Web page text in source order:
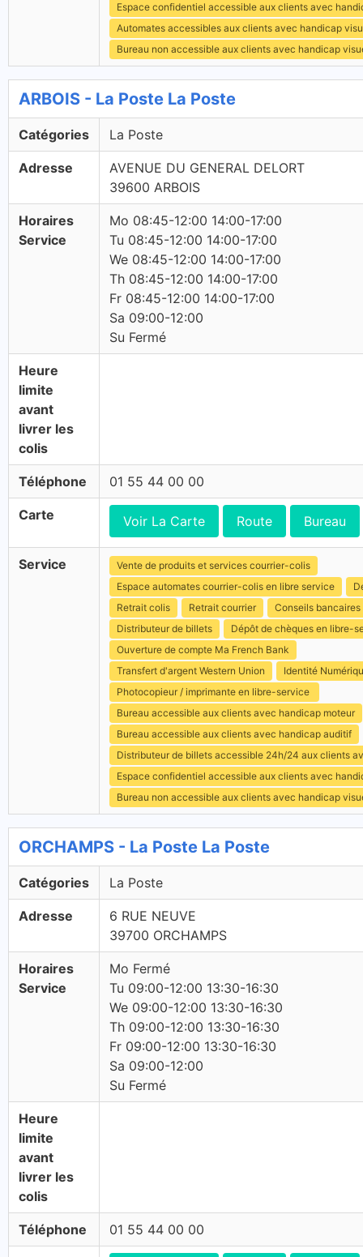
Espace confidentiel accessible aux clients avec
Automates accessibles aux clients avec handicap
Bureau non accessible aux clients avec handicap
ARBOIS - La Poste La Poste
Catégories La Poste
Adresse
AVENUE DU GENERAL DELORT
39600 ARBOIS
Horaires
Service
Mo 08:45-12:00 14:00-17:00
Tu 08:45-12:00 14:00-17:00
We 08:45-12:00 14:00-17:00
Th 08:45-12:00 14:00-17:00
Fr 08:45-12:00 14:00-17:00
Sa 09:00-12:00
Su Fermé
Heure
limite
avant
livrer les
colis
Téléphone 01 55 44 00 00
Carte Voir La Carte Route Bureau
Service
Vente de produits et services courrier-colis
Espace automates courrier-colis en libre service
Retrait colis
Retrait courrier
Conseils bancaires
Distributeur de billets
Dépôt de chèques en libre-
Ouverture de compte Ma French Bank
Transfert d'argent Western Union
Identité
Photocopieur / imprimante en libre-service
Bureau accessible aux clients avec handicap moteur
Bureau accessible aux clients avec handicap auditif
Distributeur de billets accessible 24h/24 aux clients
Espace confidentiel accessible aux clients avec
Bureau non accessible aux clients avec handicap
ORCHAMPS - La Poste La Poste
Catégories La Poste
Adresse
6 RUE NEUVE
39700 ORCHAMPS
Horaires
Service
Mo Fermé
Tu 09:00-12:00 13:30-16:30
We 09:00-12:00 13:30-16:30
Th 09:00-12:00 13:30-16:30
Fr 09:00-12:00 13:30-16:30
Sa 09:00-12:00
Su Fermé
Heure
limite
avant
livrer les
colis
Téléphone 01 55 44 00 00